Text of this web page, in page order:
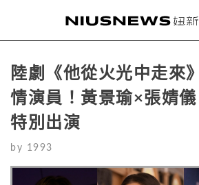
陸劇《他從火光中走來
情演員！黃景瑜×張婧儀
特別出演
by 1993